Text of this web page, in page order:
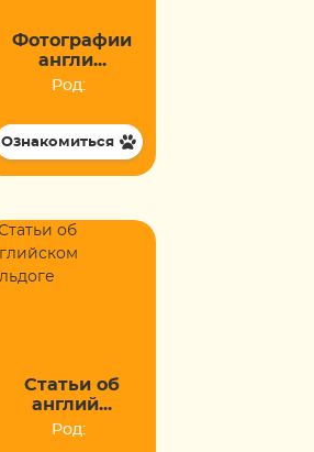
Фотографии
англи...
Род:
Ознакомиться
Статьи об
англий...
Род: